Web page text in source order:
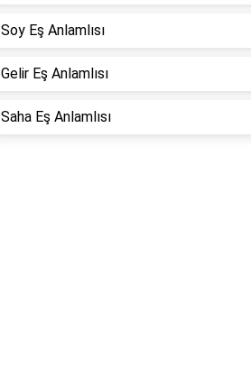
Soy Eş Anlamlısı
Gelir Eş Anlamlısı
Saha Eş Anlamlısı